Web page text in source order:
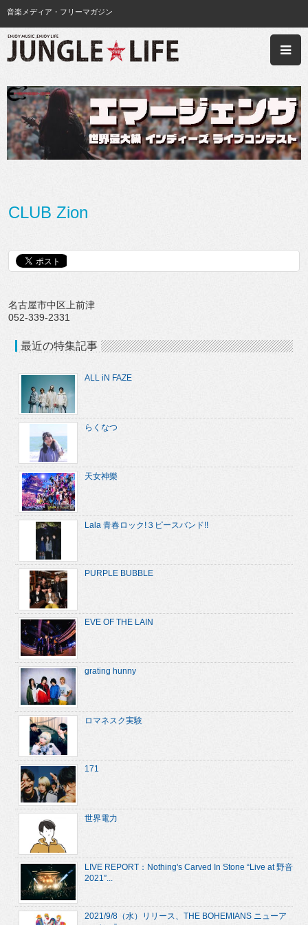
音楽メディア・フリーマガジン
CLUB Zion
名古屋市中区上前津
052-339-2331
最近の特集記事
ALL iN FAZE
らくなつ
天女神樂
Lala 青春ロック!３ピースバンド!!
PURPLE BUBBLE
EVE OF THE LAIN
grating hunny
ロマネスク実験
171
世界電力
LIVE REPORT：Nothing's Carved In Stone “Live at 野音
2021”...
2021/9/8（水）リリース、THE BOHEMIANS ニューア